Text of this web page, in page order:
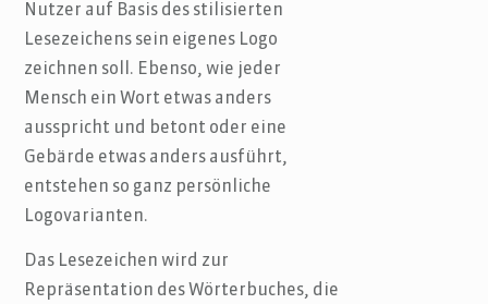
Nutzer auf Basis des stilisierten
Lesezeichens sein eigenes Logo
zeichnen soll. Ebenso, wie jeder
Mensch ein Wort etwas anders
ausspricht und betont oder eine
Gebärde etwas anders ausführt,
entstehen so ganz persönliche
Logovarianten.
Das Lesezeichen wird zur
Repräsentation des Wörterbuches, die